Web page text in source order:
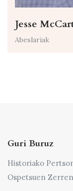
Jesse
Abeslariak
Guri Buruz
Historiako
Ospetsuen